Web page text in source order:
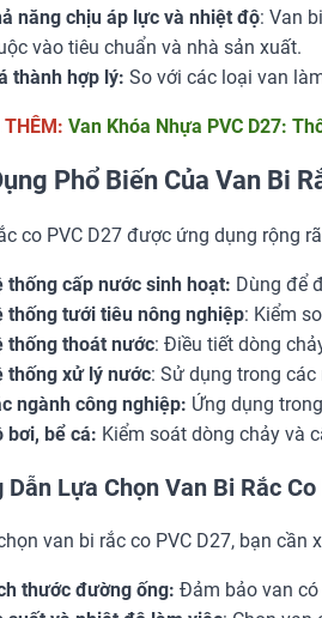
năng chịu áp lực và nhiệt độ: Van
vào tiêu chuẩn và nhà sản xuất.
thành hợp lý: So với các loại van
THÊM: Van Khóa Nhựa PVC D27:
Phổ Biến Của Van Bi
co PVC D27 được ứng dụng rộng
thống cấp nước sinh hoạt: Dùng để
thống tưới tiêu nông nghiệp: Kiểm
thống thoát nước: Điều tiết dòng
thống xử lý nước: Sử dụng trong
ngành công nghiệp: Ứng dụng
bơi, bể cá: Kiểm soát dòng chảy và
Dẫn Lựa Chọn Van Bi Rắc
van bi rắc co PVC D27, bạn cần
thước đường ống: Đảm bảo van